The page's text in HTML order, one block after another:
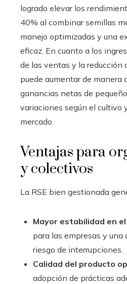
logrado elevar los
40% al combinar semillas
manejo optimizadas y una
eficaz. En cuanto a los
de las ventas y la reducción
puede aumentar de manera
ganancias netas de
variaciones según el cultivo
mercado.
Ventajas para
y colectivos
La RSE bien gestionada
Mayor estabilidad en
para las empresas y una
riesgo de interrupciones.
Calidad del producto
adopción de prácticas